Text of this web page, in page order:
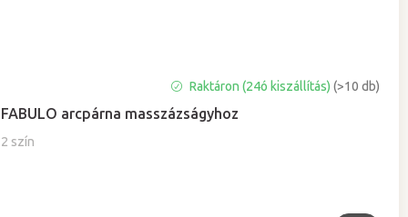
FABULO arcpárna masszázságyhoz
2 szín
átlagos
értékelése
Raktáron (24ó kiszállítás)(>10 db)